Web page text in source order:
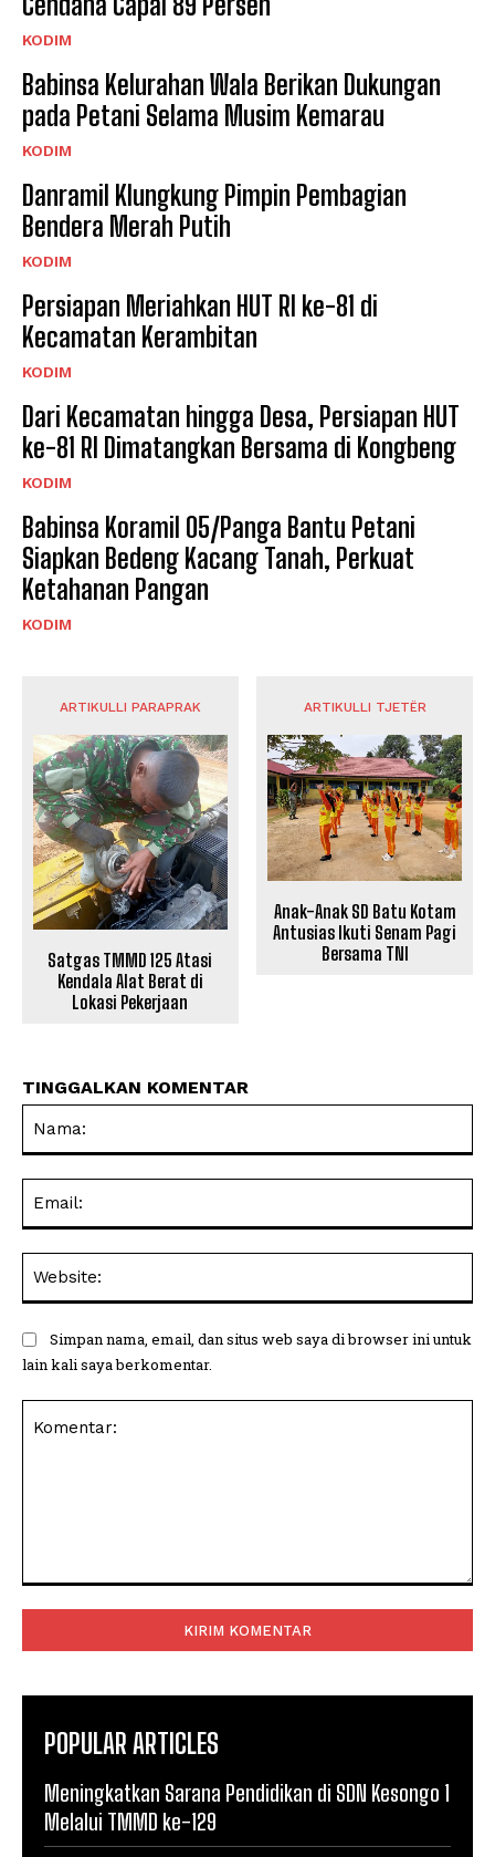
KODIM
Babinsa Kelurahan Wala Berikan Dukungan
pada Petani Selama Musim Kemarau
KODIM
Danramil Klungkung Pimpin Pembagian
Bendera Merah Putih
KODIM
Persiapan Meriahkan HUT RI ke-81 di
Kecamatan Kerambitan
KODIM
Dari Kecamatan hingga Desa, Persiapan HUT
ke-81 RI Dimatangkan Bersama di Kongbeng
KODIM
Babinsa Koramil 05/Panga Bantu Petani
Siapkan Bedeng Kacang Tanah, Perkuat
Ketahanan Pangan
KODIM
ARTIKULLI PARAPRAK
Satgas TMMD 125 Atasi
Kendala Alat Berat di
Lokasi Pekerjaan
ARTIKULLI TJETËR
Anak-Anak SD Batu Kotam
Antusias Ikuti Senam Pagi
Bersama TNI
TINGGALKAN KOMENTAR
Simpan nama, email, dan situs web saya di browser ini untuk
lain kali saya berkomentar.
POPULAR ARTICLES
Meningkatkan Sarana Pendidikan di SDN Kesongo 1
Melalui TMMD ke-129